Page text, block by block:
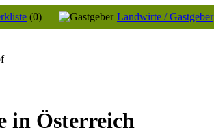
(0) Landwirte / Gastgeber
in Österreich